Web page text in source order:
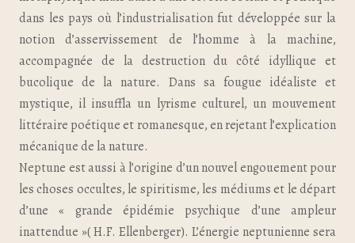
dans les pays où l’industrialisation fut développée sur la
notion d’asservissement de l’homme à la machine,
accompagnée de la destruction du côté idyllique et
bucolique de la nature. Dans sa fougue idéaliste et
mystique, il insuffla un lyrisme culturel, un mouvement
littéraire poétique et romanesque, en rejetant l’explication
mécanique de la nature.
Neptune est aussi à l’origine d’un nouvel engouement pour
les choses occultes, le spiritisme, les médiums et le départ
d’une « grande épidémie psychique d’une ampleur
inattendue »( H.F. Ellenberger). L’énergie neptunienne sera